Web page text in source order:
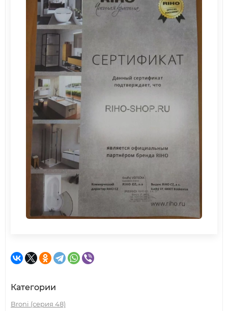
Категории
Broni (серия 48)